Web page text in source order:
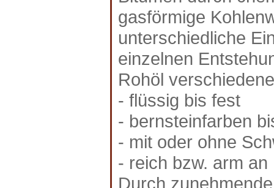
gasförmige
unterschiedliche
einzelnen
Rohöl
- flüssig bis fest
- bernsteinfarben
- mit oder ohne
- reich bzw. arm an
Durch